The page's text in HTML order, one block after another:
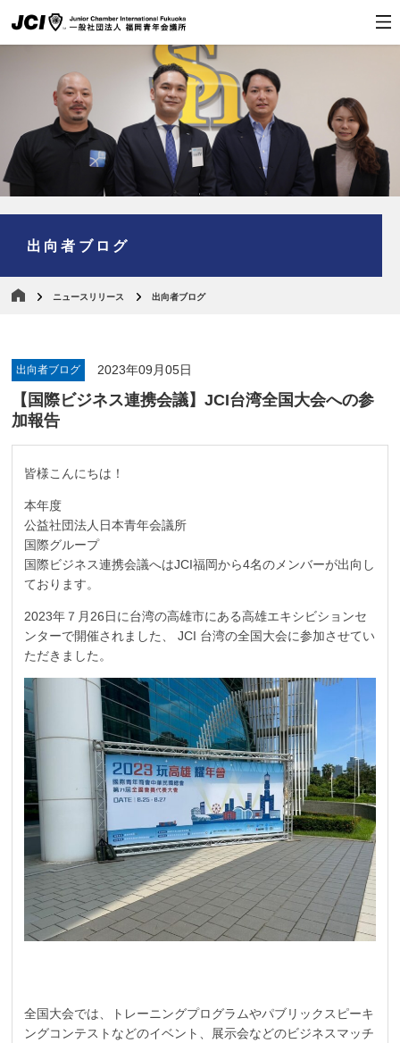
出向者ブログ
ニュースリリース 出向者ブログ
出向者ブログ 2023年09月05日
【国際ビジネス連携会議】JCI台湾全国大会への参
加報告
皆様こんにちは！
本年度
公益社団法人日本青年会議所
国際グループ
国際ビジネス連携会議へはJCI福岡から4名のメンバーが出向し
ております。
2023年７月26日に台湾の高雄市にある高雄エキシビションセ
ンターで開催されました、 JCI 台湾の全国大会に参加させてい
ただきました。
全国大会では、トレーニングプログラムやパブリックスピーキ
ングコンテストなどのイベント、展示会などのビジネスマッチ